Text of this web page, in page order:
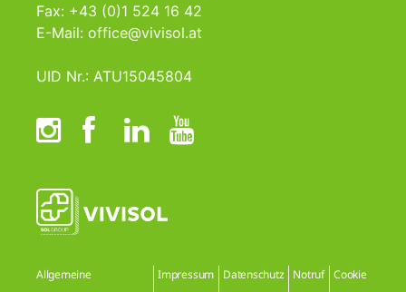
Fax: +43 (0)1 524 16 42
E-Mail: office@vivisol.at
UID Nr.: ATU15045804
Allgemeine
Impressum Datenschutz Notruf Cookie